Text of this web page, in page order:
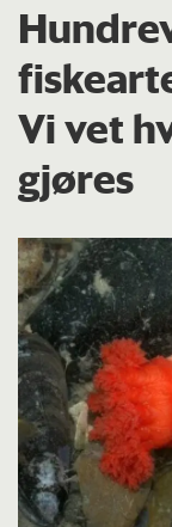
Vi vet
gjøres